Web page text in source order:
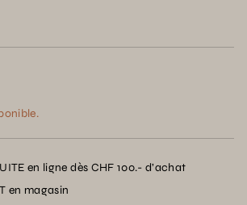
en ligne dès CHF 100.- d’achat
en magasin